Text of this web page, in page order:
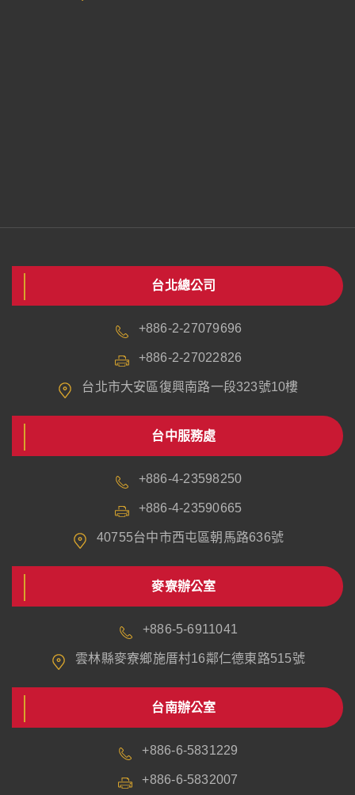
台北總公司
+886-2-27079696
+886-2-27022826
台北市大安區復興南路一段323號10樓
台中服務處
+886-4-23598250
+886-4-23590665
40755台中市西屯區朝馬路636號
麥寮辦公室
+886-5-6911041
雲林縣麥寮鄉施厝村16鄰仁德東路515號
台南辦公室
+886-6-5831229
+886-6-5832007